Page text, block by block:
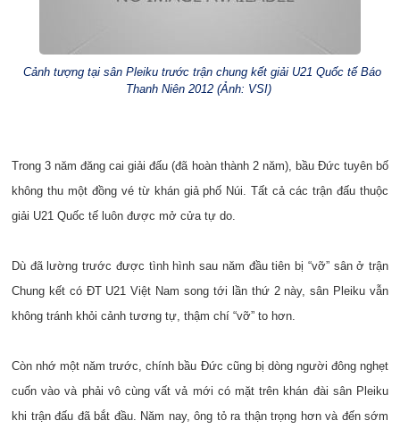
Cảnh tượng tại sân Pleiku trước trận chung kết giải U21 Quốc tế Báo
Thanh Niên 2012 (Ảnh: VSI)
Trong 3 năm đăng cai giải đấu (đã hoàn thành 2 năm), bầu Đức tuyên bố
không thu một đồng vé từ khán giả phố Núi. Tất cả các trận đấu thuộc
giải U21 Quốc tế luôn được mở cửa tự do.
Dù đã lường trước được tình hình sau năm đầu tiên bị “vỡ” sân ở trận
Chung kết có ĐT U21 Việt Nam song tới lần thứ 2 này, sân Pleiku vẫn
không tránh khỏi cảnh tương tự, thậm chí “vỡ” to hơn.
Còn nhớ một năm trước, chính bầu Đức cũng bị dòng người đông nghẹt
cuốn vào và phải vô cùng vất vả mới có mặt trên khán đài sân Pleiku
khi trận đấu đã bắt đầu. Năm nay, ông tỏ ra thận trọng hơn và đến sớm